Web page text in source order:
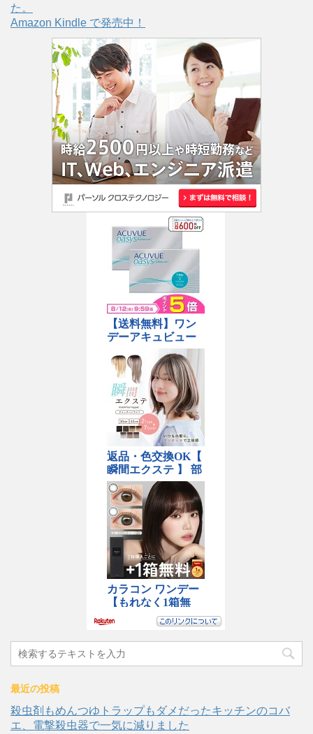
た。
Amazon Kindle で発売中！
最近の投稿
殺虫剤もめんつゆトラップもダメだったキッチンのコバ
エ、電撃殺虫器で一気に減りました